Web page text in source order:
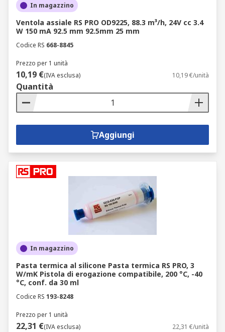
In magazzino
Ventola assiale RS PRO OD9225, 88.3 m³/h, 24V cc 3.4
W 150 mA 92.5 mm 92.5mm 25 mm
Codice RS 668-8845
Prezzo per 1 unità
10,19 €(IVA esclusa) 10,19 €/unità
Quantità
Aggiungi
In magazzino
Pasta termica al silicone Pasta termica RS PRO, 3
W/mK Pistola di erogazione compatibile, 200 °C, -40
°C, conf. da 30 ml
Codice RS 193-8248
Prezzo per 1 unità
22,31 €(IVA esclusa) 22,31 €/unità